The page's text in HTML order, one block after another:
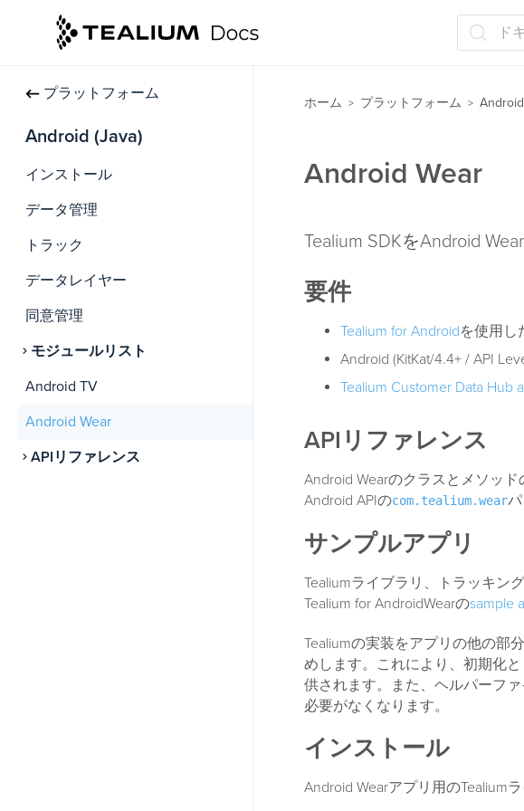
ド
プラットフォーム
Android (Java)
インストール
データ管理
トラック
データレイヤー
同意管理
モジュールリスト
Android TV
Android Wear
APIリファレンス
ホーム > プラットフォーム >
Android Wear
Tealium SDKをAndroid
要件
Tealium for Androidを使用し
Android (KitKat/4.4+ / API
Tealium Customer Data Hub
APIリファレンス
Android Wearのクラスとメソッ
Android APIのcom.tealium.wear
サンプルアプリ
Tealiumライブラリ、トラッキン
Tealium for AndroidWearのsample
Tealiumの実装をアプリの他の部
めします。これにより、初期化
供されます。また、ヘルパーフ
必要がなくなります。
インストール
Android Wearアプリ用のTealium